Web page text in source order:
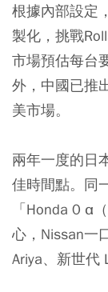
根據內部設定
製化，挑戰
市場預估每台
外，中國已推
美市場。
兩年一度的日
佳時間點。同
「Honda 0 α
心，Nissan一
Ariya、新世代